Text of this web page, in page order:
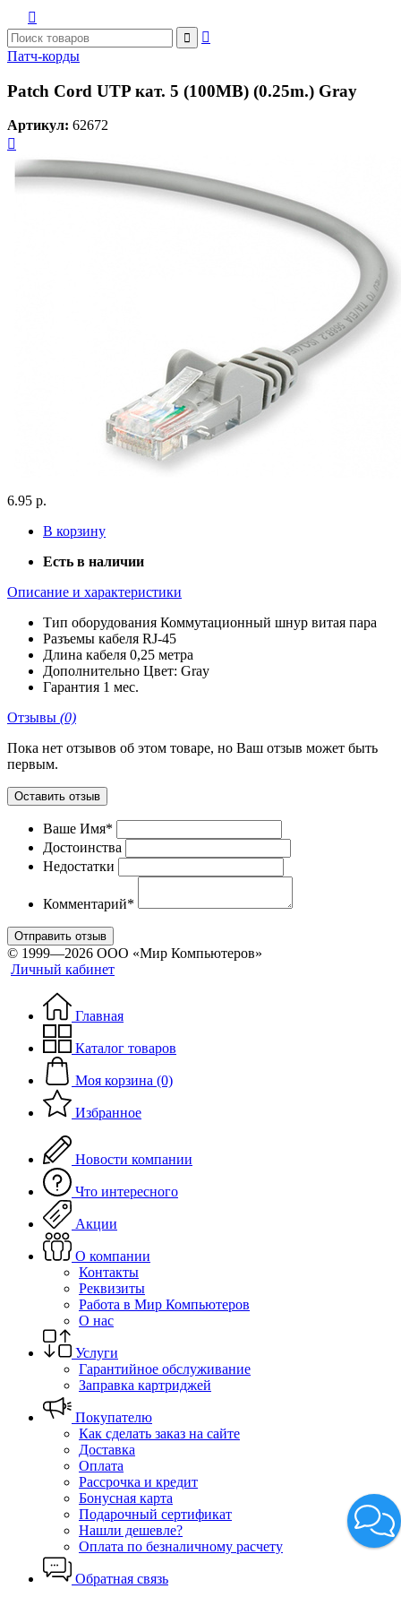



Патч-корды
Patch Cord UTP кат. 5 (100MB) (0.25m.) Gray
Артикул: 62672

6.95 р.
В корзину
Есть в наличии
Описание и характеристики
Тип оборудования Коммутационный шнур витая пара
Разъемы кабеля RJ-45
Длина кабеля 0,25 метра
Дополнительно Цвет: Gray
Гарантия 1 мес.
Отзывы (0)
Пока нет отзывов об этом товаре, но Ваш отзыв может быть
первым.
Оставить отзыв
Ваше Имя*
Достоинства
Недостатки
Комментарий*
Отправить отзыв
© 1999—2026 ООО «Мир Компьютеров»
Личный кабинет
Главная
Каталог товаров
Моя корзина (0)
Избранное
Новости компании
Что интересного
Акции
О компании
Контакты
Реквизиты
Работа в Мир Компьютеров
О нас
Услуги
Гарантийное обслуживание
Заправка картриджей
Покупателю
Как сделать заказ на сайте
Доставка
Оплата
Рассрочка и кредит
Бонусная карта
Подарочный сертификат
Нашли дешевле?
Оплата по безналичному расчету
Обратная связь